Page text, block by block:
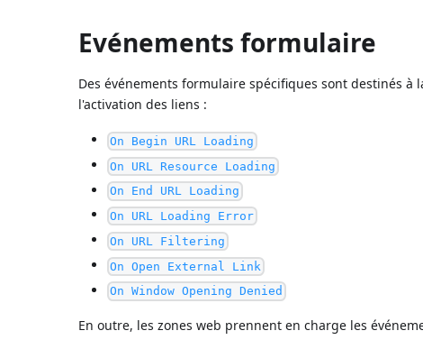
Evénements formulaire
Des événements formulaire spécifiques sont destinés
l'activation des liens :
On Begin URL Loading
On URL Resource Loading
On End URL Loading
On URL Loading Error
On URL Filtering
On Open External Link
On Window Opening Denied
En outre, les zones web prennent en charge les